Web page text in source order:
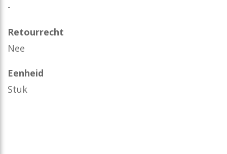
-
Retourrecht
Nee
Eenheid
Stuk